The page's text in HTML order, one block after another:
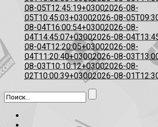
08-05T12:45:19+03002026-08-
05T10:45:03+03002026-08-
08-04T16:00:54+03002026-08-
04T14:45:07+03002026-08-
08-04T12:20:05+03002026-08-
04T11:20:40+03002026-08-
08-03T10:10:12+03002026-08-
02T10:00:39+03002026-08-